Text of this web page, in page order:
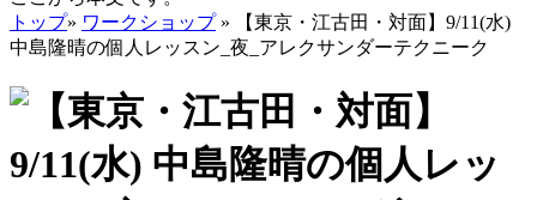
トップ» ワークショップ» 【東京・江古田・対面】9/11(水)
中島隆晴の個人レッスン_夜_アレクサンダーテクニーク